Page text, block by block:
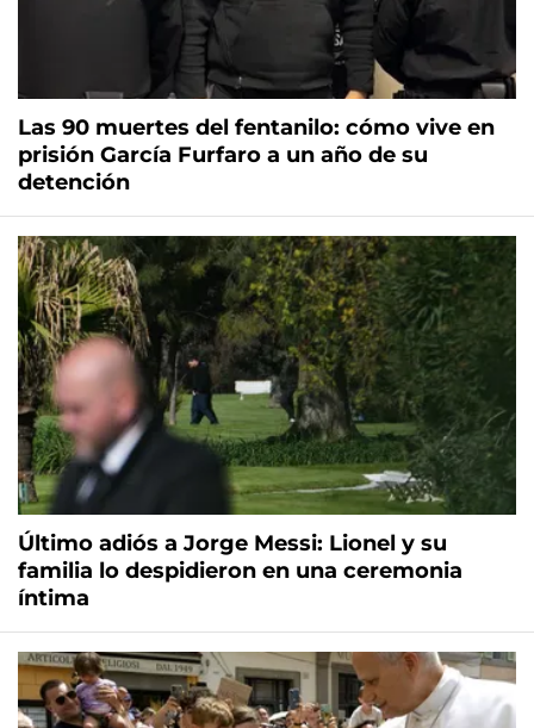
Las 90 muertes del fentanilo: cómo vive en
prisión García Furfaro a un año de su
detención
Último adiós a Jorge Messi: Lionel y su
familia lo despidieron en una ceremonia
íntima